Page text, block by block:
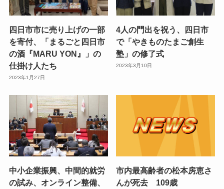
四日市市に売り上げの一部
を寄付、「まるごと四日市
の酒『MARU YON』」の
仕掛け人たち
2023年1月27日
4人の門出を祝う、四日市
で「やきものたまご創生
塾」の修了式
2023年3月10日
中小企業振興、中間的就労
の試み、オンライン整備、
市内最高齢者の松本房恵さ
んが死去 109歳